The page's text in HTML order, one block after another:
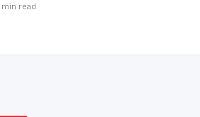
min read